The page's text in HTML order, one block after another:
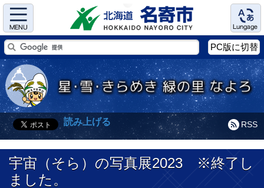
Menu Language
PC版に切替
RSS
読み上げる
宇宙（そら）の写真展2023 ※終了し
ました。